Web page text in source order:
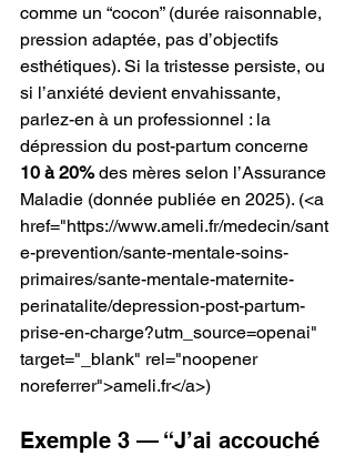
comme un “cocon” (durée raisonnable,
pression adaptée, pas d’objectifs
esthétiques). Si la tristesse persiste, ou
si l’anxiété devient envahissante,
parlez-en à un professionnel : la
dépression du post-partum concerne
10 à 20% des mères selon l’Assurance
Maladie (donnée publiée en 2025). (<a
href="https://www.ameli.fr/medecin/sant
e-prevention/sante-mentale-soins-
primaires/sante-mentale-maternite-
perinatalite/depression-post-partum-
prise-en-charge?utm_source=openai"
target="_blank" rel="noopener
noreferrer">ameli.fr</a>)
Exemple 3 — “J’ai accouché